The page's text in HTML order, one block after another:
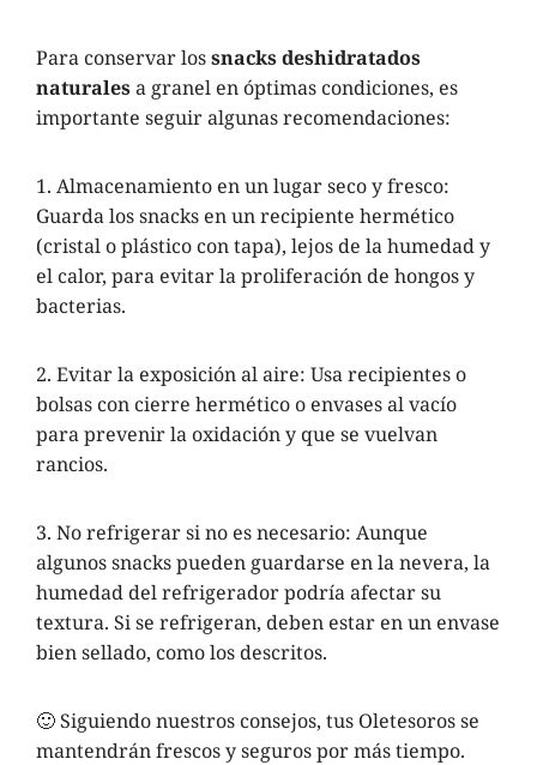
Para conservar lossnacks deshidratados
naturalesa granel en óptimas condiciones, es
importante seguir algunas recomendaciones:
1. Almacenamiento en un lugar seco y fresco:
Guarda los snacks en un recipiente hermético
(cristal o plástico con tapa), lejos de la humedad y
el calor, para evitar la proliferación de hongos y
bacterias.
2. Evitar la exposición al aire: Usa recipientes o
bolsas con cierre hermético o envases al vacío
para prevenir la oxidación y que se vuelvan
rancios.
3. No refrigerar si no es necesario: Aunque
algunos snacks pueden guardarse en la nevera, la
humedad del refrigerador podría afectar su
textura. Si se refrigeran, deben estar en un envase
bien sellado, como los descritos.
🙂 Siguiendo nuestros consejos, tus Oletesoros se
mantendrán frescos y seguros por más tiempo.